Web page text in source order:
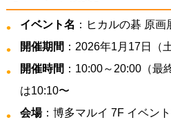
イベント名 ：ヒカルの碁 原画
開催期間 ：2026年1月17日（
開催時間 ：10:00～20:00（
は10:10〜
会場：博多マルイ 7F イベン